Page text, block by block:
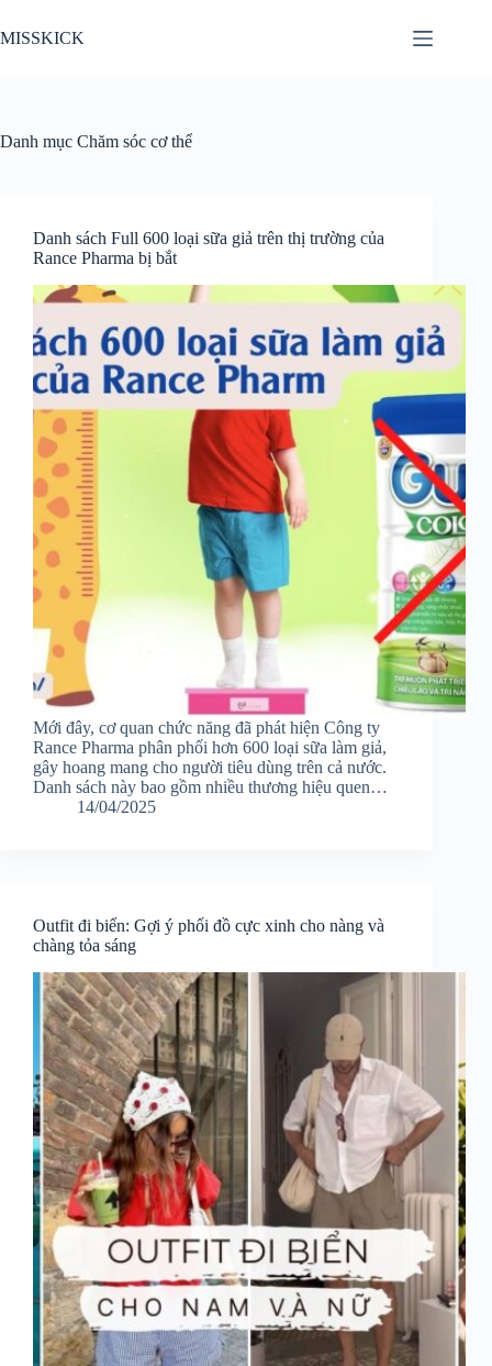
đến
phần
MISSKICK
Danh mục Chăm sóc cơ thể
Danh sách Full 600 loại sữa giả trên thị trường của
Rance Pharma bị bắt
Mới đây, cơ quan chức năng đã phát hiện Công ty
Rance Pharma phân phối hơn 600 loại sữa làm giả,
gây hoang mang cho người tiêu dùng trên cả nước.
Danh sách này bao gồm nhiều thương hiệu quen…
14/04/2025
Outfit đi biển: Gợi ý phối đồ cực xinh cho nàng và
chàng tỏa sáng